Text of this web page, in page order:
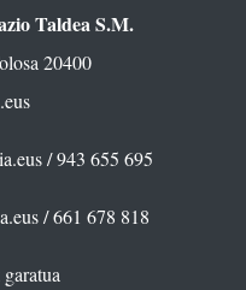
Taldea S.M.
20400
/ 943 655 695
/ 661 678 818